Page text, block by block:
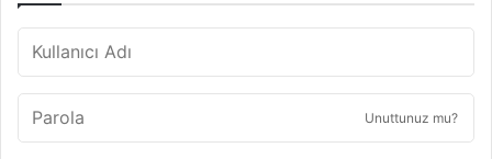
Unuttunuz mu?